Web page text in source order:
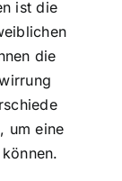
ist die
die
um eine